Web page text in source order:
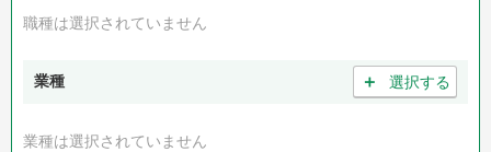
職種は選択されていません
業種 ＋ 選択する
業種は選択されていません